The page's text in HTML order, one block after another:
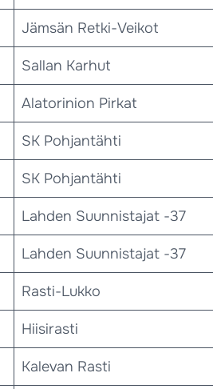
Jämsän Retki-Veikot
Sallan Karhut
Alatorinion Pirkat
SK Pohjantähti
SK Pohjantähti
Lahden Suunnistajat -37
Lahden Suunnistajat -37
Rasti-Lukko
Hiisirasti
Kalevan Rasti